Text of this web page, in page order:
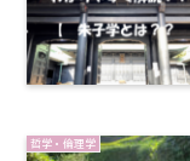
哲学・倫理学